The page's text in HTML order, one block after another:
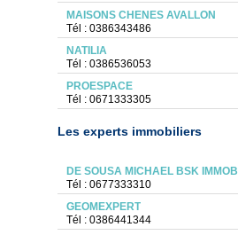
MAISONS CHENES AVALLON
Tél : 0386343486
NATILIA
Tél : 0386536053
PROESPACE
Tél : 0671333305
Les experts immobiliers
DE SOUSA MICHAEL BSK
Tél : 0677333310
GEOMEXPERT
Tél : 0386441344